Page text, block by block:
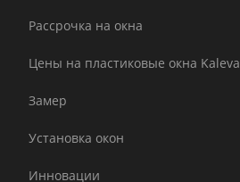
Рассрочка на окна
Цены на пластиковые окна Kaleva
Замер
Установка окон
Инновации